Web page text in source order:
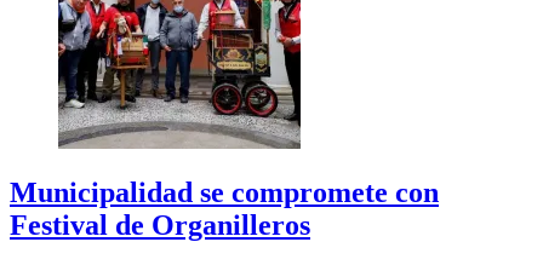
Municipalidad se compromete con
Festival de Organilleros